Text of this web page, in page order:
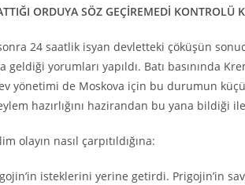
ORDUYA SÖZ GEÇİREMEDİ KONTROLÜ
24 saatlik isyan devletteki çöküşün
geldiği yorumları yapıldı. Batı basınında
yönetimi de Moskova için bu durumun
hazırlığını hazirandan bu yana bildiği
olayın nasıl çarpıtıldığına:
isteklerini yerine getirdi. Prigojin’in